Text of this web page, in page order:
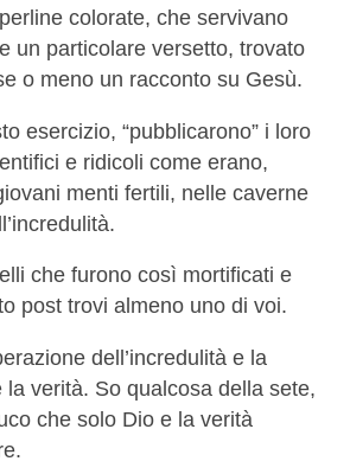
colorate, che servivano
un particolare versetto, trovato
o meno un racconto su Gesù.
esercizio, “pubblicarono” i loro
e ridicoli come erano,
menti fertili, nelle caverne
che furono così mortificati e
post trovi almeno uno di voi.
dell’incredulità e la
la verità. So qualcosa della sete,
che solo Dio e la verità